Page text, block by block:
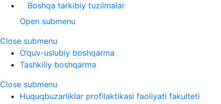
Boshqa tarkibiy tuzilmalar
Open submenu
Close submenu
O‘quv-uslubiy boshqarma
Tashkiliy boshqarma
Close submenu
Huquqbuzarliklar profilaktikasi faoliyati fakulteti